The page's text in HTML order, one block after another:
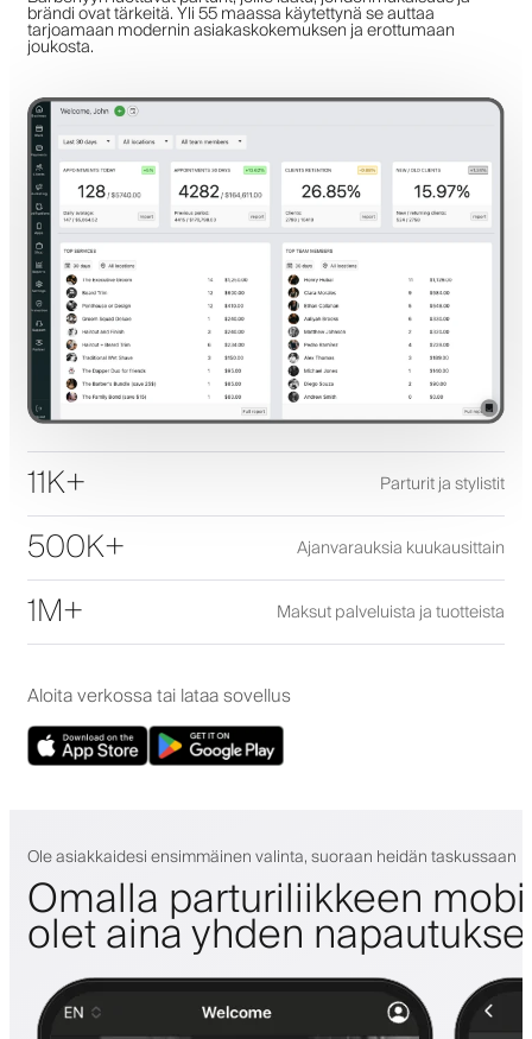
brändi ovat tärkeitä. Yli 55 maassa käytettynä se auttaa
tarjoamaan modernin asiakaskokemuksen ja erottumaan
joukosta.
11K+ Parturit ja stylistit
500K+ Ajanvarauksia kuukausittain
1M+ Maksut palveluista ja tuotteista
Aloita verkossa tai lataa sovellus
Ole asiakkaidesi ensimmäinen valinta, suoraan heidän taskussaan
Omalla parturiliikkeen
olet aina yhden